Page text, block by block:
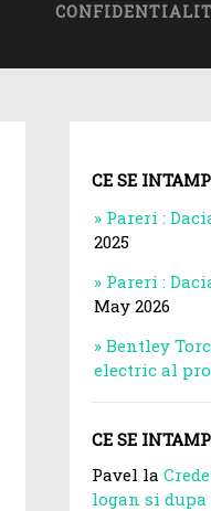
CE SE
Pareri :
2025
Pareri :
May 2026
Bentley
electric al
CE SE
Pavel la
logan si dupa